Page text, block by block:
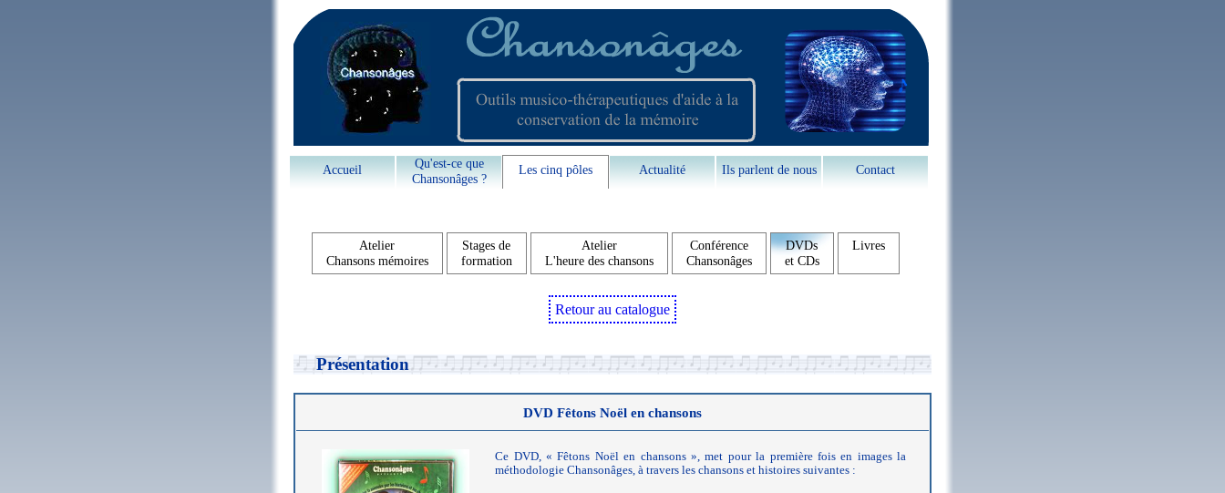
Accueil
Qu'est-ce que
Chansonâges ?
Les cinq pôles Actualité Ils parlent de nous Contact
Atelier
Chansons mémoires
Stages de
formation
Atelier
L'heure des chansons
Conférence
Chansonâges
DVDs
et CDs
Livres
Retour au catalogue
Présentation
DVD Fêtons Noël en chansons
Ce DVD, « Fêtons Noël en chansons », met pour la première fois en images la
méthodologie Chansonâges, à travers les chansons et histoires suivantes :